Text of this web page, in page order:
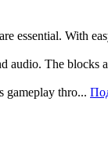
essential. With
audio. The blocks
gameplay thro...